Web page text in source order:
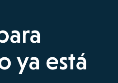
ya está